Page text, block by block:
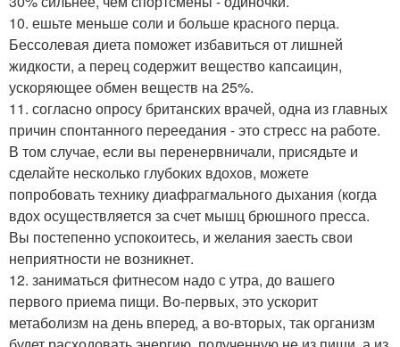
10. ешьте меньше соли и больше красного перца.
Бессолевая диета поможет избавиться от лишней
жидкости, а перец содержит вещество капсаицин,
ускоряющее обмен веществ на 25%.
11. согласно опросу британских врачей, одна из главных
причин спонтанного переедания - это стресс на работе.
В том случае, если вы перенервничали, присядьте и
сделайте несколько глубоких вдохов, можете
попробовать технику диафрагмального дыхания (когда
вдох осуществляется за счет мышц брюшного пресса.
Вы постепенно успокоитесь, и желания заесть свои
неприятности не возникнет.
12. заниматься фитнесом надо с утра, до вашего
первого приема пищи. Во-первых, это ускорит
метаболизм на день вперед, а во-вторых, так организм